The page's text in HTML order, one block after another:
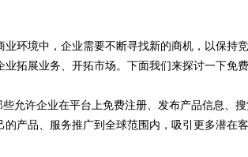
业环境中，企业需要不断寻找新的商机，以保持
业拓展业务、开拓市场。下面我们来探讨一下免
允许企业在平台上免费注册、发布产品信息、
的产品、服务推广到全球范围内，吸引更多潜在